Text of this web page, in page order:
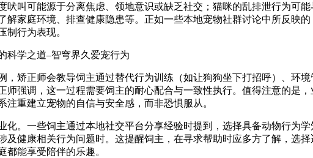
吠叫可能源于分离焦虑、领地意识或缺乏社交；猫咪的乱排泄行为可
家庭环境、排查健康隐患等。正如一些本地宠物社群讨论中所反映
制行为表现。
矫正师会教导饲主通过替代行为训练（如让狗狗坐下打招呼）、环
师强调，这一过程需要饲主的耐心配合与一致性执行。值得注意的是
重建立宠物的自信与安全感，而非恐惧服从。
化。一些饲主通过本地社交平台分享经验时提到，选择具备动物行为
健康相关行为问题时。这提醒饲主，在寻求帮助时应多方了解，选
能享受陪伴的乐趣。